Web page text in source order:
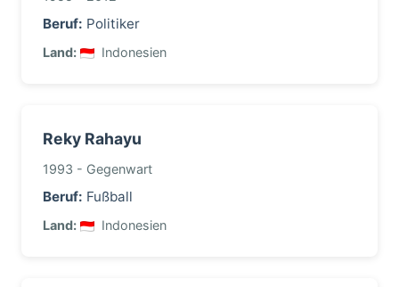
Beruf: Politiker
Land: Indonesien
Reky Rahayu
1993 - Gegenwart
Beruf: Fußball
Land: Indonesien